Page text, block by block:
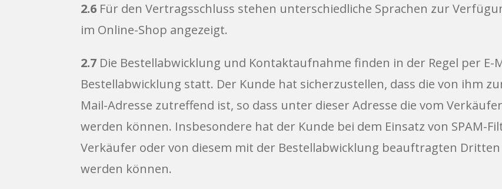
2.6 Für den Vertragsschluss stehen unterschiedliche Sprachen zur
im Online-Shop angezeigt.
2.7 Die Bestellabwicklung und Kontaktaufnahme finden in der Regel per
Bestellabwicklung statt. Der Kunde hat sicherzustellen, dass die von ihm
Mail-Adresse zutreffend ist, so dass unter dieser Adresse die vom
werden können. Insbesondere hat der Kunde bei dem Einsatz von SPAM-
Verkäufer oder von diesem mit der Bestellabwicklung beauftragten
werden können.